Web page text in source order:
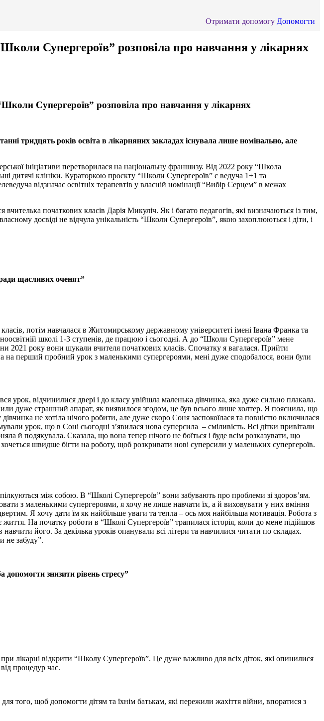
Отримати допомогу Допомогти
Супергероїв” розповіла про навчання у лікарнях
Супергероїв” розповіла про навчання у лікарнях
тридцять років освіта в лікарняних закладах існувала лише номінально, але
ініціативи перетворилася на національну франшизу. Від 2022 року “Школа
дитячі клініки. Кураторкою проєкту “Школи Супергероїв” є ведуча 1+1 та
відзначає освітніх терапевтів у власній номінації “Вибір Серцем” в межах
початкових класів Дарія Микуліч. Як і багато педагогів, які визначаються із тим,
досвіді не відчула унікальність “Школи Супергероїв”, якою захоплюються і діти, і
щасливих оченят”
потім навчалася в Житомирському державному університеті імені Івана Франка та
школі 1-3 ступенів, де працюю і сьогодні. А до “Школи Супергероїв” мене
2021 року вони шукали вчителя початкових класів. Спочатку я вагалася. Прийти
перший пробний урок з маленькими супергероями, мені дуже сподобалося, вони були
урок, відчинилися двері і до класу увійшла маленька дівчинка, яка дуже сильно плакала.
дуже страшний апарат, як виявилося згодом, це був всього лише холтер. Я пояснила, що
не хотіла нічого робити, але дуже скоро Соня заспокоїлася та повністю включилася
урок, що в Соні сьогодні з’явилася нова суперсила – сміливість. Всі дітки привітали
й подякувала. Сказала, що вона тепер нічого не боїться і буде всім розказувати, що
швидше бігти на роботу, щоб розкривати нові суперсили у маленьких супергероїв.
між собою. В “Школі Супергероїв” вони забувають про проблеми зі здоров’ям.
з маленькими супергероями, я хочу не лише навчати їх, а й виховувати у них вміння
Я хочу дати їм як найбільше уваги та тепла – ось моя найбільша мотивація. Робота з
На початку роботи в “Школі Супергероїв” трапилася історія, коли до мене підійшов
його. За декілька уроків опанували всі літери та навчилися читати по складах.
не забуду”.
допомогти знизити рівень стресу”
лікарні відкрити “Школу Супергероїв”. Це дуже важливо для всіх діток, які опинилися
процедур час.
того, щоб допомогти дітям та їхнім батькам, які пережили жахіття війни, впоратися з